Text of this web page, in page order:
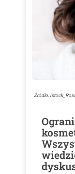
Źródlo: